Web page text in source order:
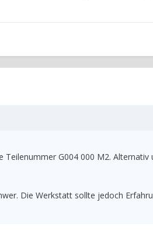
G004 000 M2. Alternativ
Die Werkstatt sollte jedoch